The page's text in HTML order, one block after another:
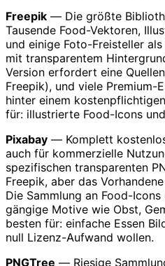
Freepik — Die größte
Tausende Food-Vektoren,
und einige Foto-Freisteller
mit transparentem
Version erfordert eine
Freepik), und viele Premium-
hinter einem
für: illustrierte Food-Icons
Pixabay — Komplett
auch für kommerzielle
spezifischen transparenten
Freepik, aber das
Die Sammlung an Food-
gängige Motive wie Obst,
besten für: einfache Essen
null Lizenz-Aufwand wollen.
PNGTree — Riesige